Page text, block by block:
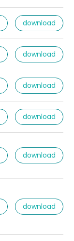
download
download
download
download
download
download